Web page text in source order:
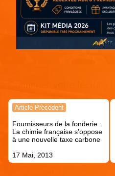
Navigation
l’article
Article Précédent
Fournisseurs de la fonderie :
La chimie française s’oppose
à une nouvelle taxe carbone
17 Mai, 2013